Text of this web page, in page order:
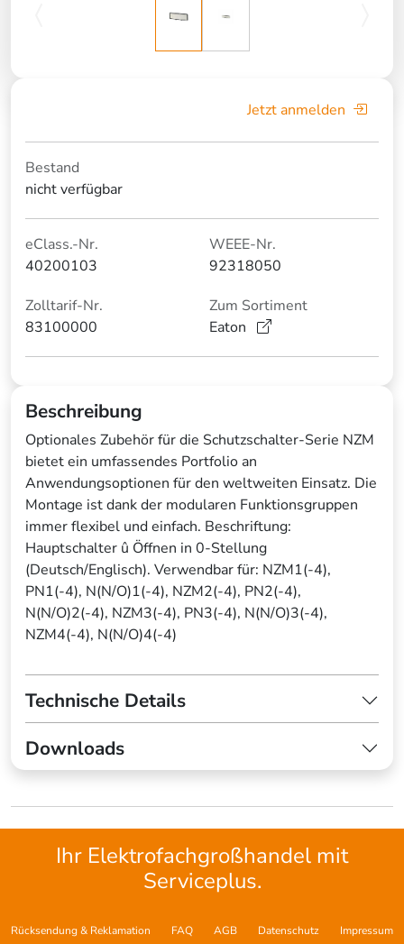
Jetzt anmelden
Bestand
nicht verfügbar
eClass.-Nr.
40200103
WEEE-Nr.
92318050
Zolltarif-Nr.
83100000
Zum Sortiment
Eaton
Beschreibung
Optionales Zubehör für die Schutzschalter-Serie NZM
bietet ein umfassendes Portfolio an
Anwendungsoptionen für den weltweiten Einsatz. Die
Montage ist dank der modularen Funktionsgruppen
immer flexibel und einfach. Beschriftung:
Hauptschalter û Öffnen in 0-Stellung
(Deutsch/Englisch). Verwendbar für: NZM1(-4),
PN1(-4), N(N/O)1(-4), NZM2(-4), PN2(-4),
N(N/O)2(-4), NZM3(-4), PN3(-4), N(N/O)3(-4),
NZM4(-4), N(N/O)4(-4)
Technische Details
Downloads
Ihr Elektrofachgroßhandel mit
Serviceplus.
Rücksendung & Reklamation FAQ AGB Datenschutz Impressum